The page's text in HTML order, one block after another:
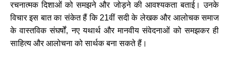
रचनात्मक दिशाओं को समझने और जोड़ने की आवश्यकता बताई। उनके
विचार इस बात का संकेत हैं कि 21वीं सदी के लेखक और आलोचक समाज
के वास्तविक संघर्षों, नए यथार्थ और मानवीय संवेदनाओं को समझकर ही
साहित्य और आलोचना को सार्थक बना सकते हैं।